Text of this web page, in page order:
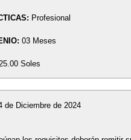
Profesional
03 Meses
Soles
de Diciembre de 2024